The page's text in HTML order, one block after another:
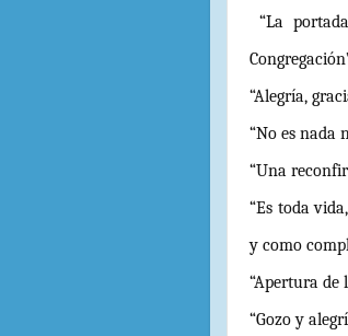
“La
“Alegría,
“No es nada
“Una
“Es toda
y como
“Apertura de
“Gozo y